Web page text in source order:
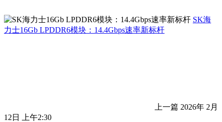
SK海
力士16Gb LPDDR6模块：14.4Gbps速率新标杆
上一篇 2026年 2月
12日 上午2:30